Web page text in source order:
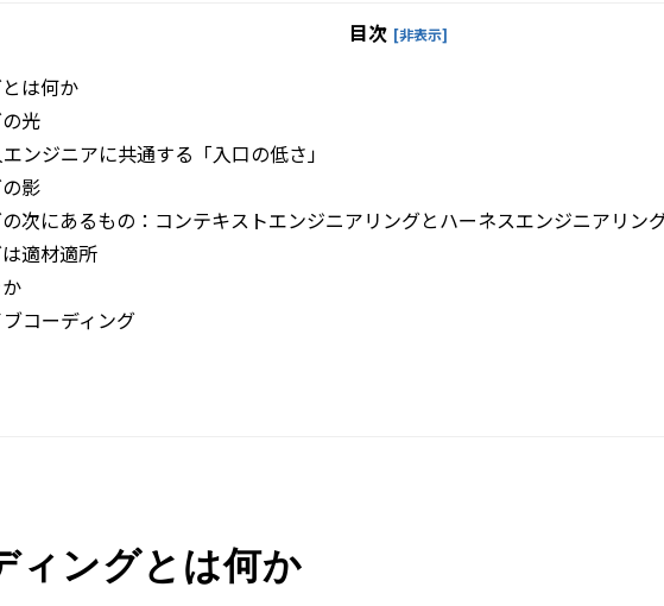
目次 [非表示]
は何か
光
ンジニアに共通する「入口の低さ」
影
次にあるもの：コンテキストエンジニアリングとハーネスエンジニアリン
適材適所
コーディング
ィングとは何か